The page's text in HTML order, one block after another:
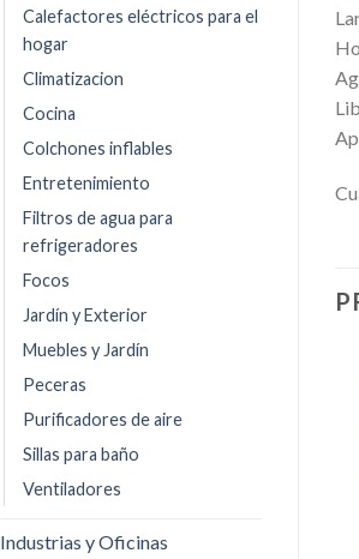
Calefactores eléctricos para el
hogar
Climatizacion
Cocina
Colchones inflables
Entretenimiento
Filtros de agua para
refrigeradores
Focos
Jardín y Exterior
Muebles y Jardín
Peceras
Purificadores de aire
Sillas para baño
Ventiladores
Industrias y Oficinas
Añadir
a la
lista de
deseos
+